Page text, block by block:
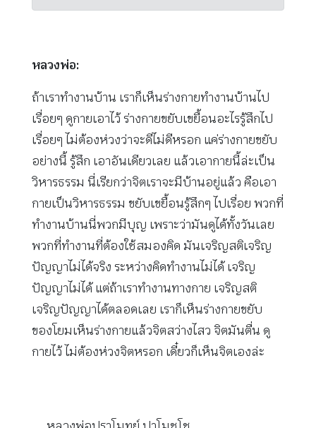
หลวงพ่อ:
ถ้าเราทำงานบ้าน เราก็เห็นร่างกายทำงานบ้านไป
เรื่อยๆ ดูกายเอาไว้ ร่างกายขยับเขยื้อนอะไรรู้สึกไป
เรื่อยๆ ไม่ต้องห่วงว่าจะดีไม่ดีหรอก แค่ร่างกายขยับ
อย่างนี้ รู้สึก เอาอันเดียวเลย แล้วเอากายนี้ล่ะเป็น
วิหารธรรม นี่เรียกว่าจิตเราจะมีบ้านอยู่แล้ว คือเอา
กายเป็นวิหารธรรม ขยับเขยื้อนรู้สึกๆ ไปเรื่อย พวกที่
ทำงานบ้านนี่พวกมีบุญ เพราะว่ามันดูได้ทั้งวันเลย
พวกที่ทำงานที่ต้องใช้สมองคิด มันเจริญสติเจริญ
ปัญญาไม่ได้จริง ระหว่างคิดทำงานไม่ได้ เจริญ
ปัญญาไม่ได้ แต่ถ้าเราทำงานทางกาย เจริญสติ
เจริญปัญญาได้ตลอดเลย เราก็เห็นร่างกายขยับ
ของโยมเห็นร่างกายแล้วจิตสว่างไสว จิตมันตื่น ดู
กายไว้ ไม่ต้องห่วงจิตหรอก เดี๋ยวก็เห็นจิตเองล่ะ